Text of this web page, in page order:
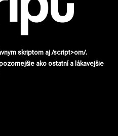
skriptom aj /script>om/.
ako ostatní a lákavejšie